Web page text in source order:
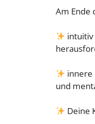
Am Ende
innere
und
Deine